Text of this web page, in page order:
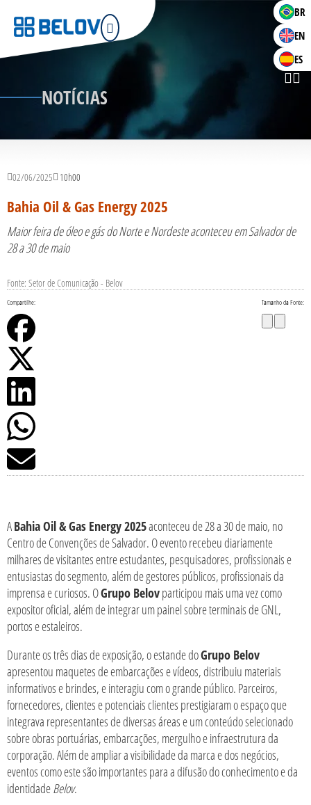
BR
EN
ES
NOTÍCIAS
02/06/2025 10h00
Bahia Oil & Gas Energy 2025
Maior feira de óleo e gás do Norte e Nordeste aconteceu em Salvador de
28 a 30 de maio
Fonte: Setor de Comunicação - Belov
Compartilhe: Tamanho da Fonte:
ABahia Oil & Gas Energy 2025aconteceu de 28 a 30 de maio, no
Centro de Convenções de Salvador. O evento recebeu diariamente
milhares de visitantes entre estudantes, pesquisadores, profissionais e
entusiastas do segmento, além de gestores públicos, profissionais da
imprensa e curiosos. OGrupo Belovparticipou mais uma vez como
expositor oficial, além de integrar um painel sobre terminais de GNL,
portos e estaleiros.
Durante os três dias de exposição, o estande doGrupo Belov
apresentou maquetes de embarcações e vídeos, distribuiu materiais
informativos e brindes, e interagiu com o grande público. Parceiros,
fornecedores, clientes e potenciais clientes prestigiaram o espaço que
integrava representantes de diversas áreas e um conteúdo selecionado
sobre obras portuárias, embarcações, mergulho e infraestrutura da
corporação. Além de ampliar a visibilidade da marca e dos negócios,
eventos como este são importantes para a difusão do conhecimento e da
identidadeBelov.